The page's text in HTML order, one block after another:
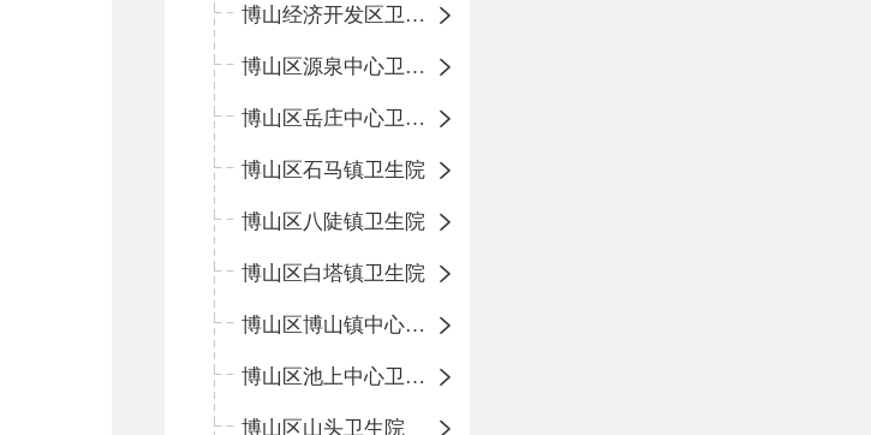
博山经济开发区卫生院
博山区源泉中心卫生院（博山区第二人民医院）
博山区岳庄中心卫生院
博山区石马镇卫生院
博山区八陡镇卫生院
博山区白塔镇卫生院
博山区博山镇中心卫生院（南院区、北院区）
博山区池上中心卫生院
博山区山头卫生院